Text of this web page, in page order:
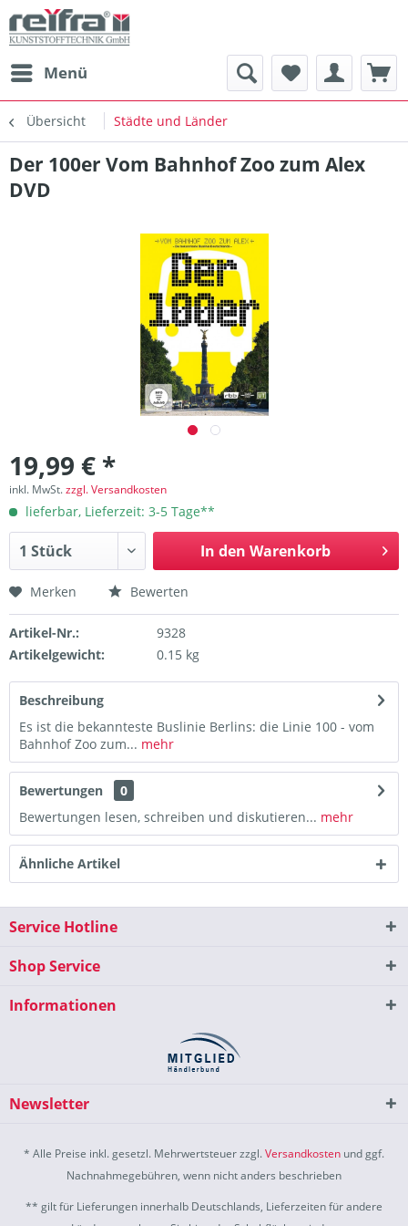
Menü
Übersicht Städte und Länder
Der 100er Vom Bahnhof Zoo zum Alex
DVD
19,99 € *
inkl. MwSt.zzgl. Versandkosten
lieferbar, Lieferzeit: 3-5 Tage**
In den Warenkorb
Merken Bewerten
Artikel-Nr.:
9328
Artikelgewicht:
0.15 kg
Beschreibung
Es ist die bekannteste Buslinie Berlins: die Linie 100 - vom
Bahnhof Zoo zum... mehr
Bewertungen
0
Bewertungen lesen, schreiben und diskutieren... mehr
Ähnliche Artikel
Service Hotline
Shop Service
Informationen
Newsletter
* Alle Preise inkl. gesetzl. Mehrwertsteuer zzgl.Versandkosten und ggf.
Nachnahmegebühren, wenn nicht anders beschrieben
** gilt für Lieferungen innerhalb Deutschlands, Lieferzeiten für andere